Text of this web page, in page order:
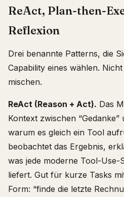
ReAct, Plan-then-
Reflexion
Drei benannte Patterns, die
Capability eines wählen.
mischen.
ReAct (Reason + Act). Das
Kontext zwischen “Gedanke”
warum es gleich ein Tool
beobachtet das Ergebnis,
was jede moderne Tool-Use-
liefert. Gut für kurze Tasks
Form: “finde die letzte